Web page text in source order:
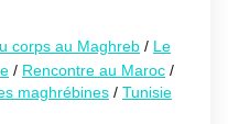
corps au Maghreb / Le
/ Rencontre au Maroc /
maghrébines / Tunisie